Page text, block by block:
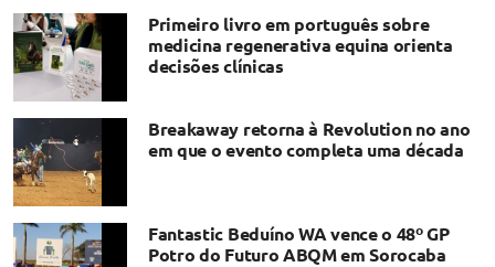
Primeiro livro em português sobre
medicina regenerativa equina orienta
decisões clínicas
Breakaway retorna à Revolution no ano
em que o evento completa uma década
Fantastic Beduíno WA vence o 48º GP
Potro do Futuro ABQM em Sorocaba